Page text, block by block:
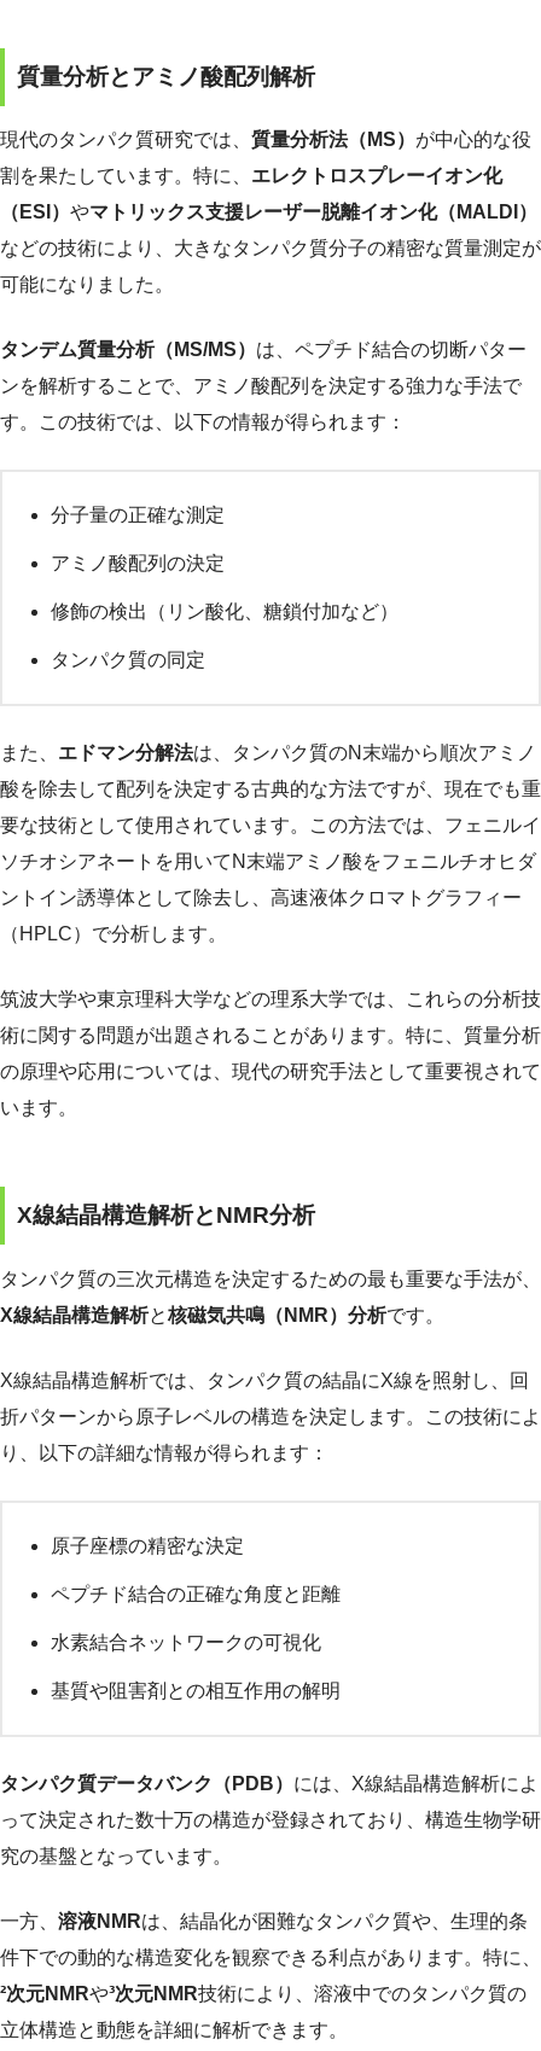
質量分析とアミノ酸配列解析
現代のタンパク質研究では、 質量分析法（MS） が中心的な役
割を果たしています。特に、 エレクトロスプレーイオン化
（ESI） やマトリックス支援レーザー脱離イオン化（MALDI）
などの技術により、大きなタンパク質分子の精密な質量測定が
可能になりました。
タンデム質量分析（MS/MS） は、ペプチド結合の切断パター
ンを解析することで、アミノ酸配列を決定する強力な手法で
す。この技術では、以下の情報が得られます：
分子量の正確な測定
アミノ酸配列の決定
修飾の検出（リン酸化、糖鎖付加など）
タンパク質の同定
また、 エドマン分解法は、タンパク質のN末端から順次アミノ
酸を除去して配列を決定する古典的な方法ですが、現在でも重
要な技術として使用されています。この方法では、フェニルイ
ソチオシアネートを用いてN末端アミノ酸をフェニルチオヒダ
ントイン誘導体として除去し、高速液体クロマトグラフィー
（HPLC）で分析します。
筑波大学や東京理科大学などの理系大学では、これらの分析技
術に関する問題が出題されることがあります。特に、質量分析
の原理や応用については、現代の研究手法として重要視されて
います。
X線結晶構造解析とNMR分析
タンパク質の三次元構造を決定するための最も重要な手法が、
X線結晶構造解析と核磁気共鳴（NMR）分析です。
X線結晶構造解析では、タンパク質の結晶にX線を照射し、回
折パターンから原子レベルの構造を決定します。この技術によ
り、以下の詳細な情報が得られます：
原子座標の精密な決定
ペプチド結合の正確な角度と距離
水素結合ネットワークの可視化
基質や阻害剤との相互作用の解明
タンパク質データバンク（PDB） には、X線結晶構造解析によ
って決定された数十万の構造が登録されており、構造生物学研
究の基盤となっています。
一方、 溶液NMRは、結晶化が困難なタンパク質や、生理的条
件下での動的な構造変化を観察できる利点があります。特に、
²次元NMRや³次元NMR技術により、溶液中でのタンパク質の
立体構造と動態を詳細に解析できます。